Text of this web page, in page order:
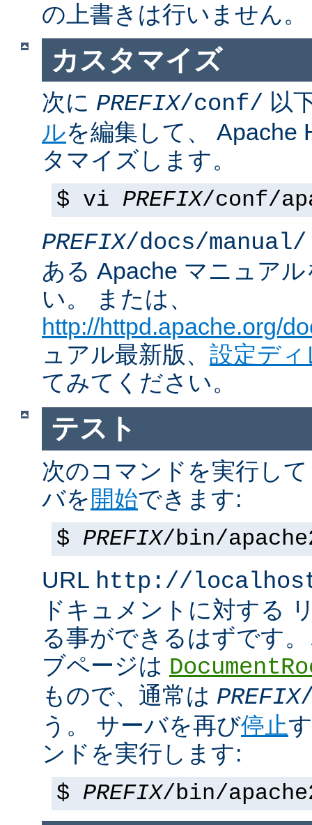
の上書きは行いません。
カスタマイズ
次に PREFIX/conf/ 以
ルを編集して、 Apache
タマイズします。
$ vi PREFIX/conf/
PREFIX/docs/manual/
ある Apache マニュア
い。 または、
http://httpd.apache.org/
ュアル最新版、 設定デ
てみてください。
テスト
次のコマンドを実行し
バを 開始できます:
$ PREFIX/bin/
URL http://
ドキュメントに対する
る事ができるはずです
ブページは
もので、通常は PREFIX
う。 サーバを再び停止
ンドを実行します:
$ PREFIX/bin/